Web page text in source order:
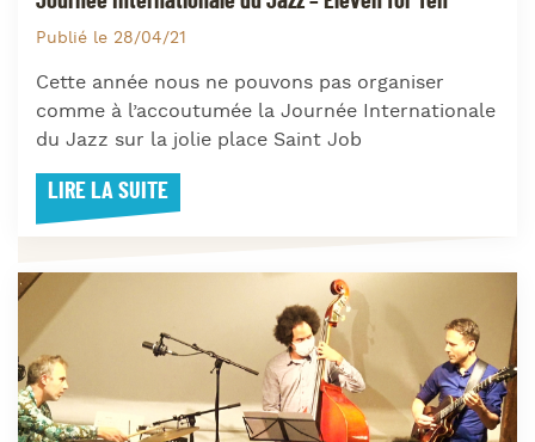
Publié le 28/04/21
Cette année nous ne pouvons pas organiser
comme à l’accoutumée la Journée Internationale
du Jazz sur la jolie place Saint Job
LIRE LA SUITE